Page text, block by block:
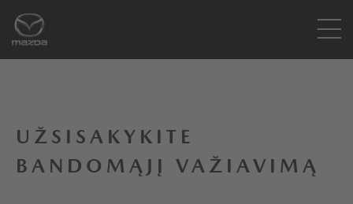
UŽSISAKYKITE
BANDOMĄJĮ VAŽIAVIMĄ